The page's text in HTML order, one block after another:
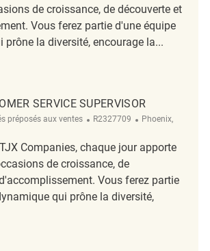
de croissance, de découverte et
Vous ferez partie d'une équipe
prône la diversité, encourage la...
Department Coordinator REQ143550
SERVICE SUPERVISOR
préposés aux ventes ReqId
R2327709 Emplacement
Phoenix,
Companies, chaque jour apporte
de croissance, de
Vous ferez partie
qui prône la diversité,
Customer Service Supervisor R2327709